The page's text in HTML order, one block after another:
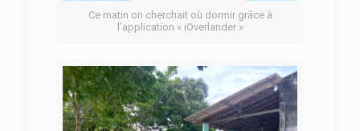
Ce matin on cherchait où dormir grâce à
l’application « iOverlander »